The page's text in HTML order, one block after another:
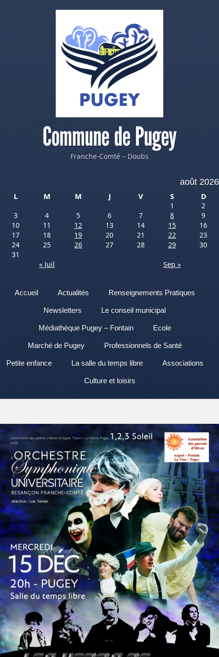
Commune de Pugey
Franche-Comté – Doubs
août 2026
L
M M J V S D
1
2
3
4 5 6 7 8
9
10
11 12 13 14 15
16
17
18 19 20 21 22
23
24
25 26 27 28 29
30
31
« Juil
Sep »
Menu
Aller au contenu
Accueil Actualités Renseignements Pratiques
Newsletters Le conseil municipal
Médiathèque Pugey – Fontain Ecole
Marché de Pugey Professionnels de Santé
Petite enfance La salle du temps libre Associations
Culture et loisirs